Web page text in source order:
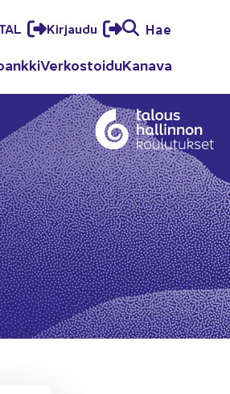
Kir­jau­du Hae
Ver­kos­toi­duKa­na­va